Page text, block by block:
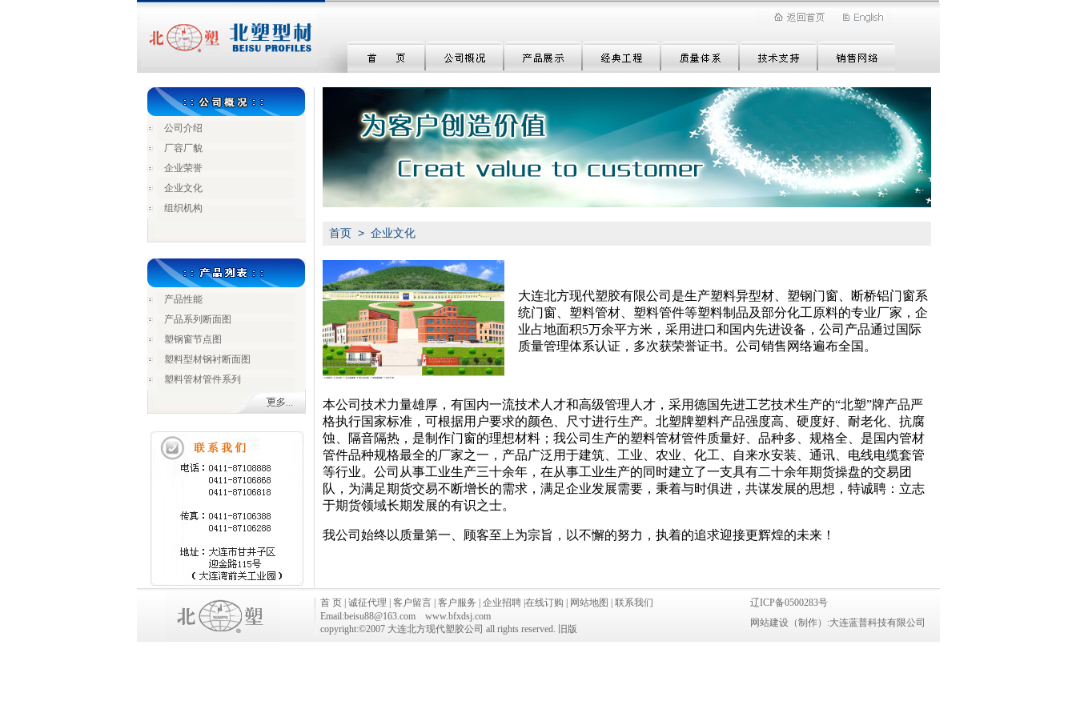
公司介绍
厂容厂貌
企业荣誉
企业文化
组织机构
产品性能
产品系列断面图
塑钢窗节点图
塑料型材钢衬断面图
塑料管材管件系列
首页> 企业文化
大连北方现代塑胶有限公司是生产塑料异型材、塑钢门窗、断桥铝门窗系
统门窗、塑料管材、塑料管件等塑料制品及部分化工原料的专业厂家，企
业占地面积5万余平方米，采用进口和国内先进设备，公司产品通过国际
质量管理体系认证，多次获荣誉证书。公司销售网络遍布全国。
本公司技术力量雄厚，有国内一流技术人才和高级管理人才，采用德国先进工艺技术生产的“北塑”牌产品严
格执行国家标准，可根据用户要求的颜色、尺寸进行生产。北塑牌塑料产品强度高、硬度好、耐老化、抗腐
蚀、隔音隔热，是制作门窗的理想材料；我公司生产的塑料管材管件质量好、品种多、规格全、是国内管材
管件品种规格最全的厂家之一，产品广泛用于建筑、工业、农业、化工、自来水安装、通讯、电线电缆套管
等行业。公司从事工业生产三十余年，在从事工业生产的同时建立了一支具有二十余年期货操盘的交易团
队，为满足期货交易不断增长的需求，满足企业发展需要，秉着与时俱进，共谋发展的思想，特诚聘：立志
于期货领域长期发展的有识之士。
我公司始终以质量第一、顾客至上为宗旨，以不懈的努力，执着的追求迎接更辉煌的未来！
首 页 诚征代理 客户留言| 客户服务 企业招聘| 在线订购 网站地图 联系我们
辽ICP备0500283号
Email:beisu88@163.com
www.bfxdsj.com
copyright:©2007 大连北方现代塑胶公司 all rights reserved.
旧版
网站建设（制作）:大连蓝普科技有限公司